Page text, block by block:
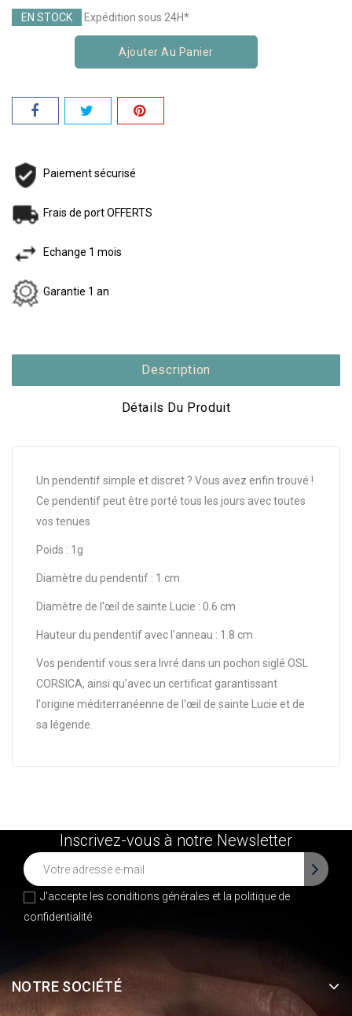
EN STOCK Expédition sous 24H*
Ajouter Au Panier
Paiement sécurisé
Frais de port OFFERTS
Echange 1 mois
Garantie 1 an
Description
Détails Du Produit
Un pendentif simple et discret ? Vous avez enfin trouvé !
Ce pendentif peut être porté tous les jours avec toutes
vos tenues
Poids : 1g
Diamètre du pendentif : 1 cm
Diamètre de l'œil de sainte Lucie : 0.6 cm
Hauteur du pendentif avec l'anneau : 1.8 cm
Vos pendentif vous sera livré dans un pochon siglé OSL
CORSICA, ainsi qu'avec un certificat garantissant
l'origine méditerranéenne de l'œil de sainte Lucie et de
sa légende.
Inscrivez-vous à notre Newsletter
J'accepte les conditions générales et la politique de
confidentialité
NOTRE SOCIÉTÉ